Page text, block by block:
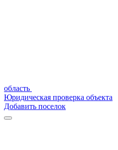
область
Юридическая проверка объекта
Добавить поселок